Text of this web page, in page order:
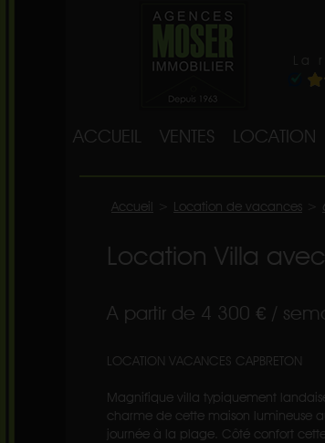
ACCUEIL VENTES LOCATION
Accueil Location de vacances
Location Villa
A partir de 4 300 € /
LOCATION VACANCES CAPBRETON
Magnifique villa typiquement
charme de cette maison lumineuse
journée à la plage. Côté confort